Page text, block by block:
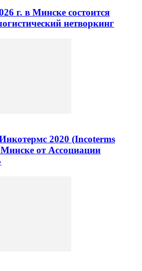
г. в Минске состоится
нетворкинг
2020 (Incoterms
от Ассоциации